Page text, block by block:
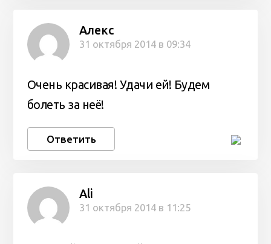
Алекс
31 октября 2014 в 09:34
Очень красивая! Удачи ей! Будем
болеть за неё!
Ответить
Ali
31 октября 2014 в 11:25